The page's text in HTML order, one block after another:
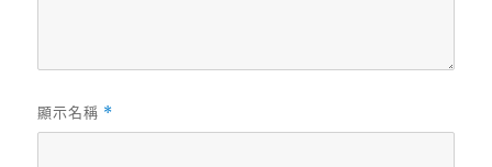
顯示名稱 *